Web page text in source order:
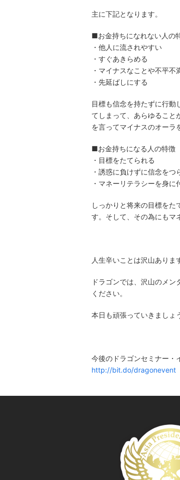
主に下記となります。
■お金持ちになれない人の
・他人に流されやすい
・すぐあきらめる
・マイナスなことや不平不
・先延ばしにする
目標も信念を持たずに行動
てしまって、あらゆること
を言ってマイナスのオーラ
■お金持ちになる人の特徴
・目標をたてられる
・誘惑に負けずに信念をつ
・マネーリテラシーを身に
しっかりと将来の目標を
す。そして、その為にもマ
人生辛いことは沢山ありま
ドラゴンでは、沢山のメ
ください。
本日も頑張っていきましょ
今後のドラゴンセミナー・
http://bit.do/dragonevent